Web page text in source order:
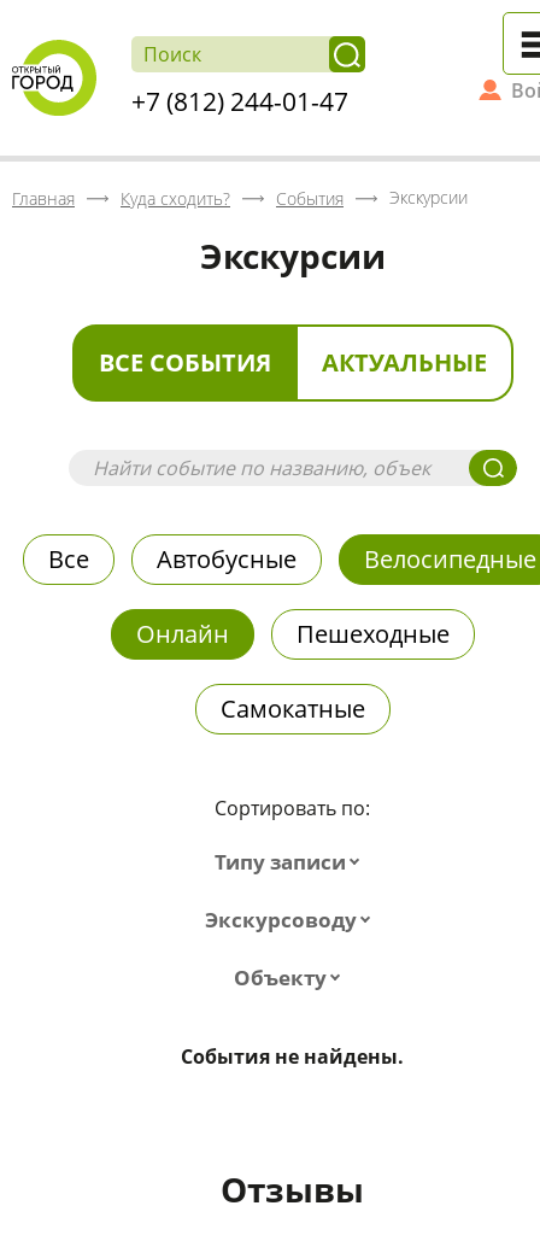
+7 (812) 244-01-47
Главная Куда сходить? События Экскурсии
Экскурсии
ВСЕ СОБЫТИЯ АКТУАЛЬНЫЕ
Все Автобусные Велосипедные
Онлайн Пешеходные
Самокатные
Сортировать по:
Типу записи
Экскурсоводу
Объекту
События не найдены.
Отзывы